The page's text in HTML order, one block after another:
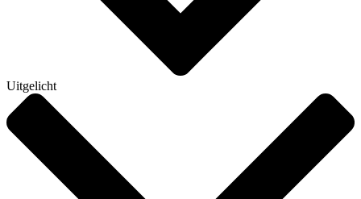
Uitgelicht